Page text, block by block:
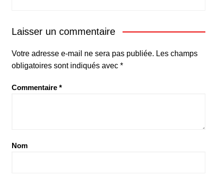
Laisser un commentaire
Votre adresse e-mail ne sera pas publiée. Les champs
obligatoires sont indiqués avec *
Commentaire *
Nom